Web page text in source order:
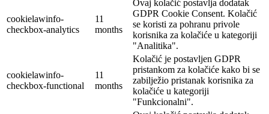
cookielawinfo-
checkbox-analytics
11
months
Ovaj kolačić postavlja dodatak
GDPR Cookie Consent. Kolačić
se koristi za pohranu privole
korisnika za kolačiće u kategoriji
"Analitika".
cookielawinfo-
checkbox-functional
11
months
Kolačić je postavljen GDPR
pristankom za kolačiće kako bi se
zabilježio pristanak korisnika za
kolačiće u kategoriji
"Funkcionalni".